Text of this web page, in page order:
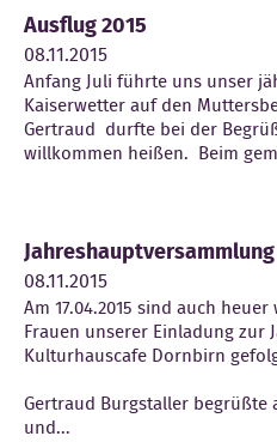
Blog
Angebot
Wissenswertes
Kontakt
Ausflug 2015
08.11.2015
Anfang Juli führte uns unser
Kaiserwetter auf den
Gertraud durfte bei der
willkommen heißen. Beim
Jahreshauptversammlung
08.11.2015
Am 17.04.2015 sind auch
Frauen unserer Einladung zur
Kulturhauscafe Dornbirn
Gertraud Burgstaller begrüßte
und...